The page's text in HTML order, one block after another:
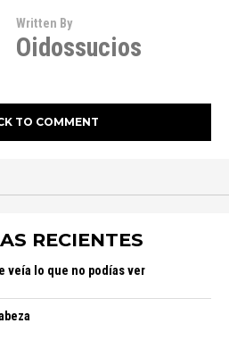
Written By
Oidossucios
TO COMMENT
RECIENTES
veía lo que no podías ver